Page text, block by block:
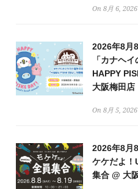
On 8月 6, 2026
2026年8月
「カナヘ
HAPPY
大阪梅田店
On 8月 5, 2026
2026年8月
ケケだよ！
集合 @ 大